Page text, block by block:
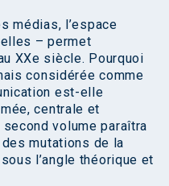
médias, l’espace
– permet
XXe siècle. Pourquoi
considérée comme
est-elle
centrale et
volume paraîtra
mutations de la
l’angle théorique et